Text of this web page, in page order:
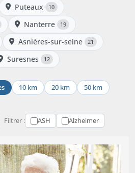
Puteaux 10
Nanterre 19
Asnières-sur-seine 21
Suresnes 12
10 km 20 km
50 km
Filtrer : ASH Alzheimer